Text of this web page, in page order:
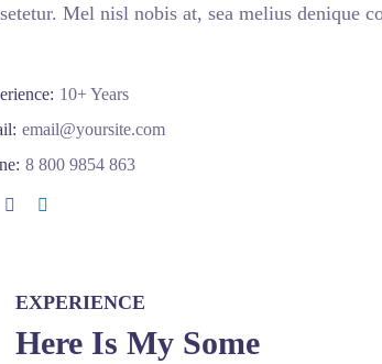
Mel nisl nobis at, sea melius denique
10+ Years
email@yoursite.com
8 800 9854 863
EXPERIENCE
Here Is My Some